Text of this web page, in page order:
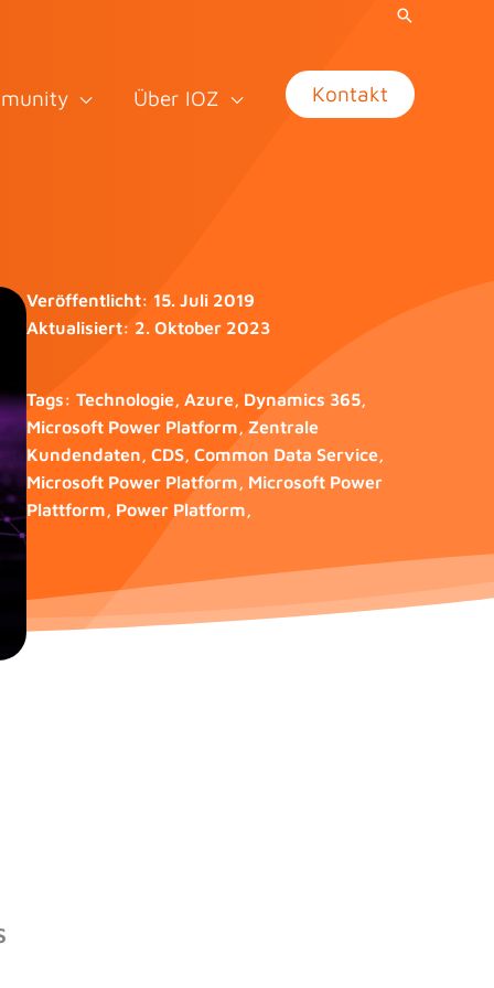
Über IOZ Kontakt
Veröffentlicht: 15. Juli 2019
Aktualisiert: 2. Oktober 2023
Tags: Technologie, Azure, Dynamics 365,
Microsoft Power Platform,Zentrale
Kundendaten, CDS, Common Data Service,
Microsoft Power Platform, Microsoft Power
Plattform, Power Platform,